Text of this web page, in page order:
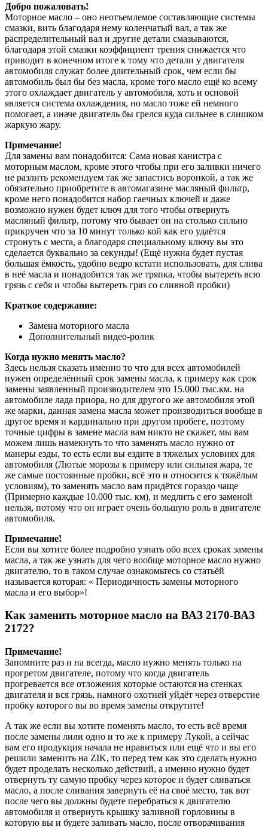
Добро пожаловать!
Моторное масло – оно неотъемлемое составляющие системы
смазки, вить благодаря нему коленчатый вал, а так же
распределительный вал и другие детали смазываются,
благодаря этой смазки коэффициент трения снижается что
приводит в конечном итоге к тому что детали у двигателя
автомобиля служат более длительный срок, чем если бы
автомобиль был бы без масла, кроме того масло ещё ко всему
этого охлаждает двигатель у автомобиля, хоть и основой
является система охлаждения, но масло тоже ей немного
помогает, а иначе двигатель бы грелся куда сильнее в слишком
жаркую жару.
Примечание!
Для замены вам понадобится: Сама новая канистра с
моторным маслом, кроме этого чтобы при его заливки ничего
не разлить рекомендуем так же запастись воронкой, а так же
обязательно приобретите в автомагазине масляный фильтр,
кроме него понадобится набор гаечных ключей и даже
возможно нужен будет ключ для того чтобы отвернуть
масляный фильтр, потому что бывает он на столько сильно
прикручен что за 10 минут только кой как его удаётся
стронуть с места, а благодаря специальному ключу вы это
сделается буквально за секунды! (Ещё нужна будет пустая
большая ёмкость, удобно ведро кстати использовать, для слива
в неё масла и понадобится так же тряпка, чтобы вытереть всю
грязь с себя и чтобы вытереть гряз со сливной пробки)
Краткое содержание:
Замена моторного масла
Дополнительный видео-ролик
Когда нужно менять масло?
Здесь нельзя сказать именно то что для всех автомобилей
нужен определённый срок замены масла, к примеру как срок
замены заявленный производителем это 15.000 тыс.км. на
автомобиле лада приора, но для другого же автомобиля этой
же марки, данная замена масла может производиться вообще в
другое время и кардинально при другом пробеге, поэтому
точные цифры в замене масла вам никто не скажет, мы вам
можем лишь намекнуть то что заменять масло нужно от
манеры езды, то есть если вы ездите в тяжелых условиях для
автомобиля (Лютые морозы к примеру или сильная жара, те
же самые постоянные пробки, всё это и относится к тяжёлым
условиям), то заменять масло вам придётся гораздо чаще
(Примерно каждые 10.000 тыс. км), и медлить с его заменой
нельзя, потому что он играет очень большую роль в двигателе
автомобиля.
Примечание!
Если вы хотите более подробно узнать обо всех сроках замены
масла, а так же узнать для чего вообще моторное масло нужно
двигателю, то в таком случае ознакомьтесь со статьёй
называется которая: « Периодичность замены моторного
масла и его выбор»!
Как заменить моторное масло на ВАЗ 2170-ВАЗ
2172?
Примечание!
Запомните раз и на всегда, масло нужно менять только на
прогретом двигателе, потому что когда двигатель
прогревается все отложения которые остаются на стенках
двигателя и вся грязь, намного охотней уйдёт через отверстие
пробку которого вы во время замены открутите!
А так же если вы хотите поменять масло, то есть всё время
после замены лили одно и то же к примеру Лукой, а сейчас
вам его продукция начала не нравиться или ещё что и вы его
решили заменить на ZIK, то перед тем как это сделать нужно
будет проделать несколько действий, а именно нужно будет
отвернуть ту самую пробку через которое и будет сливаться
масло, а после сливания завернуть её на своё место, так вот
после чего вы должны будете перебраться к двигателю
автомобиля и отвернуть крышку заливной горловины в
которую вы и будете заливать масло, после отворачивания